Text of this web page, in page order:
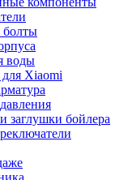
воды
для Xiaomi
заглушки бойлера